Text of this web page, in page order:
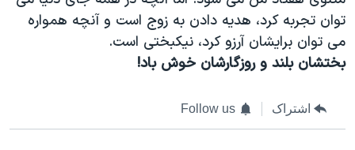
توان تجربه کرد، هدیه دادن به زوج است و آنچه همواره
می توان برایشان آرزو کرد، نیکبختی است.
بختشان بلند و روزگارشان خوش باد!
اشتراک Follow us